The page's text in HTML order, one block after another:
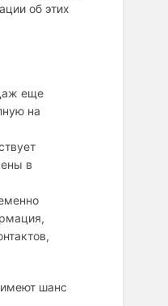
об этих
еще
на
в
имеют шанс